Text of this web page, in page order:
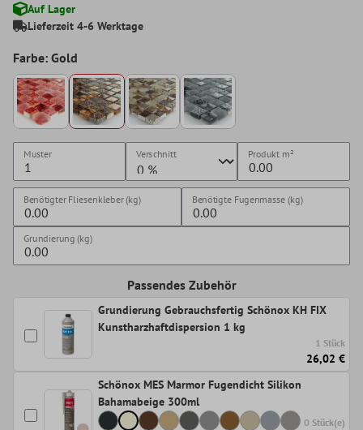
Auf Lager
Lieferzeit 4-6 Werktage
Farbe: Gold
Muster Verschnitt Produkt m²
Benötigter Fliesenkleber (kg) Benötigte Fugenmasse (kg)
Grundierung (kg)
Passendes Zubehör
Grundierung Gebrauchsfertig Schönox KH FIX
Kunstharzhaftdispersion 1 kg
1 Stück
26,02 €
Schönox MES Marmor Fugendicht Silikon
Bahamabeige 300ml
0 Stück(e)